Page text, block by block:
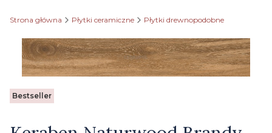
Strona główna Płytki ceramiczne Płytki drewnopodobne
Etykiety
Bestseller